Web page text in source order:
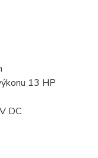
13 HP
DC